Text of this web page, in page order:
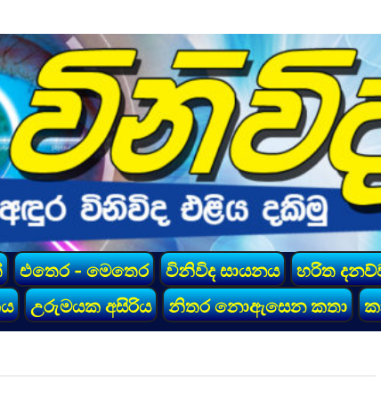
එතෙර - මෙතෙර විනිවිද සායනය හරිත
උරුමයක අසිරිය නිතර නොඇසෙන කතා